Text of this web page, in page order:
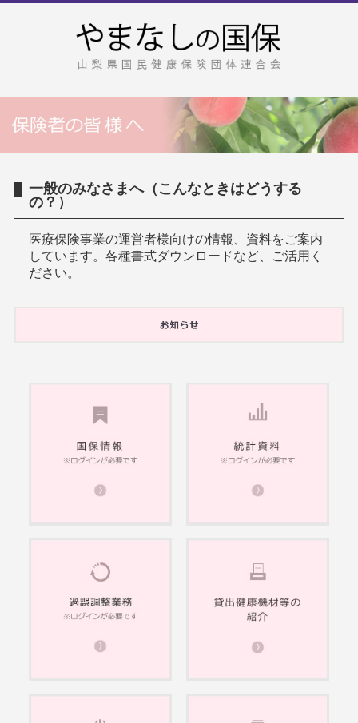
一般のみなさまへ（こんなときはどうする
の？）
医療保険事業の運営者様向けの情報、資料をご案内
しています。各種書式ダウンロードなど、ご活用く
ださい。